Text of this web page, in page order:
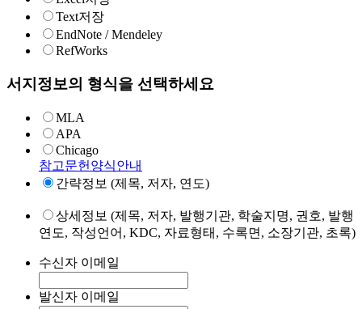
Text저장
EndNote / Mendeley
RefWorks
서지정보의 형식을 선택하세요
MLA
APA
Chicago
참고문헌양식안내
간략정보 (제목, 저자, 연도)
상세정보 (제목, 저자, 발행기관, 학술지명, 권호, 발행
연도, 작성언어, KDC, 자료형태, 수록면, 소장기관, 초록)
수신자 이메일
발신자 이메일